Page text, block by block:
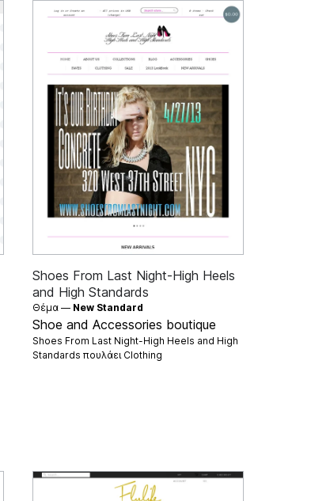
Shoes From Last Night-High Heels
and High Standards
Θέμα — New Standard
Shoe and Accessories boutique
Shoes From Last Night-High Heels and High
Standards πουλάει Clothing